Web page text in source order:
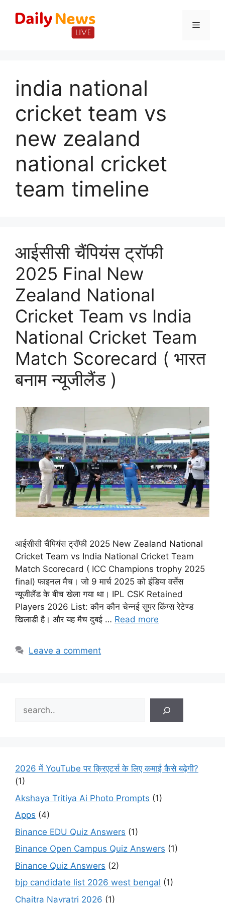
Menu
india national
cricket team vs
new zealand
national cricket
team timeline
आईसीसी चैंपियंस ट्रॉफी
2025 Final New
Zealand National
Cricket Team vs India
National Cricket Team
Match Scorecard ( भारत
बनाम न्यूजीलैंड )
आईसीसी चैंपियंस ट्रॉफी 2025 New Zealand National
Cricket Team vs India National Cricket Team
Match Scorecard ( ICC Champions trophy 2025
final) फाइनल मैच। जो 9 मार्च 2025 को इंडिया वर्सेस
न्यूजीलैंड के बीच खेला गया था। IPL CSK Retained
Players 2026 List: कौन कौन चेन्नई सुपर किंग्स रेटेण्ड
खिलाडी है। और यह मैच दुबई … Read more
Leave a comment
2026 में YouTube पर क्रिएटर्स के लिए कमाई कैसे बढ़ेगी?
(1)
Akshaya Tritiya Ai Photo Prompts (1)
Apps (4)
Binance EDU Quiz Answers (1)
Binance Open Campus Quiz Answers (1)
Binance Quiz Answers (2)
bjp candidate list 2026 west bengal (1)
Chaitra Navratri 2026 (1)